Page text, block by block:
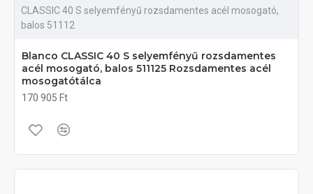
CLASSIC 40 S selyemfényű rozsdamentes acél mosogató,
balos 51112
Blanco CLASSIC 40 S selyemfényű rozsdamentes
acél mosogató, balos 511125 Rozsdamentes acél
mosogatótálca
170 905 Ft